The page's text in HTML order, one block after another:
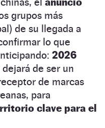
grupos más
de su llegada a
lo que
2026
de ser un
de marcas
para
clave para el